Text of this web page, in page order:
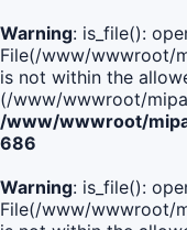
Warning: is_file():
File(/www/wwwroot/
is not within the
(/www/wwwroot/
/www/wwwroot/
686
Warning: is_file():
File(/www/wwwroot/